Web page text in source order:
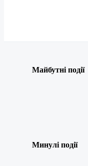
Майбутні події
Минулі події